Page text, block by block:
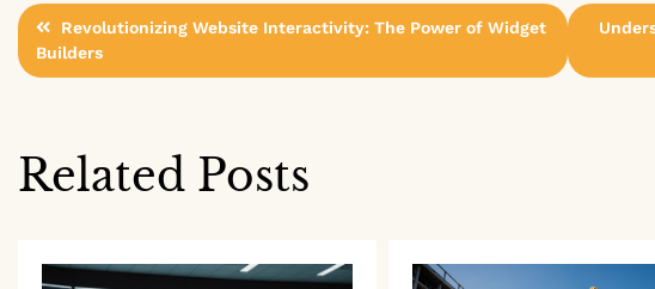
Post
navigation
Revolutionizing Website Interactivity: The Power of Widget
Builders
Related Posts